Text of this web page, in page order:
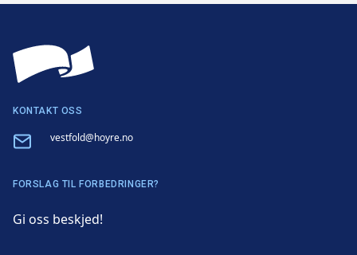
KONTAKT OSS
Email vestfold@hoyre.no
FORSLAG TIL FORBEDRINGER?
Gi oss beskjed!